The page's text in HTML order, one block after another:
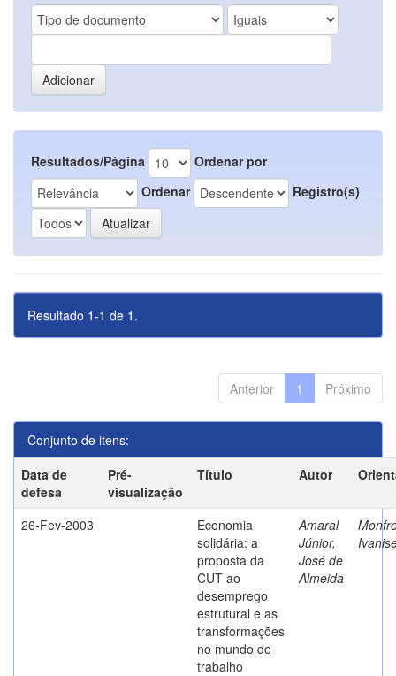
Resultados/Página
Ordenar por
Ordenar
Registro(s)
Resultado 1-1 de 1.
Anterior 1 Próximo
Conjunto de itens:
Data de
defesa
Pré-
visualização
Título Autor
26-Fev-2003
Economia
solidária: a
proposta da
CUT ao
desemprego
estrutural e as
transformações
no mundo do
trabalho
Amaral
Júnior,
José de
Almeida